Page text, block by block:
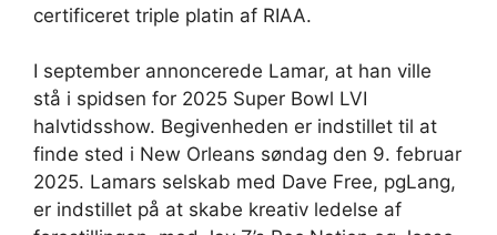
certificeret triple platin af RIAA.
I september annoncerede Lamar, at han ville
stå i spidsen for 2025 Super Bowl LVI
halvtidsshow. Begivenheden er indstillet til at
finde sted i New Orleans søndag den 9. februar
2025. Lamars selskab med Dave Free, pgLang,
er indstillet på at skabe kreativ ledelse af